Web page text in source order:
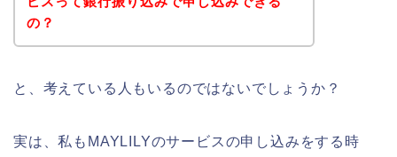
の？
と、考えている人もいるのではないでしょうか？
実は、私もMAYLILYのサービスの申し込みをする時